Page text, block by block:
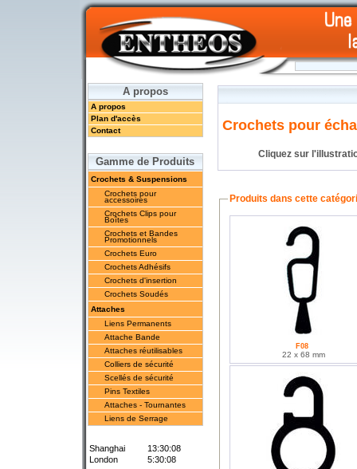
A propos
A propos
Plan d'accès
Contact
Gamme de Produits
Crochets & Suspensions
Crochets pour
accessoires
Crochets Clips pour
Boîtes
Crochets et Bandes
Promotionnels
Crochets Euro
Crochets Adhésifs
Crochets d'insertion
Crochets Soudés
Attaches
Liens Permanents
Attache Bande
Attaches réutilisables
Colliers de sécurité
Scellés de sécurité
Pins Textiles
Attaches - Tournantes
Liens de Serrage
Shanghai
13:30:08
London
5:30:08
Crochets pour
Cliquez sur
Produits dans cette
F08
22 x 68 mm